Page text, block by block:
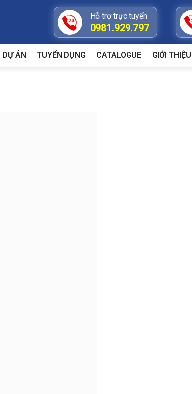
Hỗ trợ trực tuyến
0981.929.797
DỰ ÁN TUYỂN DỤNG CATALOGUE GIỚI THIỆU